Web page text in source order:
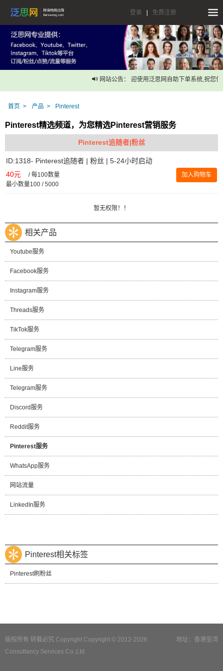
登录 免费注册
网站公告： 迎使用泛思网自助下单系统,祝您使
首页 产品 Pinterest
Pinterest精选频道，为您精选Pinterest营销服务
Pinterest追随者|粉丝
ID:1318- Pinterest追随者 | 粉丝 | 5-24小时启动
40元 /每100数量
最小数量100 / 5000
加入购物车
暂无权限！！
相关产品
Youtube服务
Facebook服务
Instagram服务
Threads服务
TikTok服务
Telegram服务
Line服务
Telegram服务
Discord服务
Reddit服务
Pinterest服务
WhatsApp服务
网站流量
LinkedIn服务
Pinterest相关标签
Pinterest刷粉丝
地址：香港荃湾
版权所有 转载必究 Copyright Copyright © 2012-2026
Consultancy Services Co.,Ltd